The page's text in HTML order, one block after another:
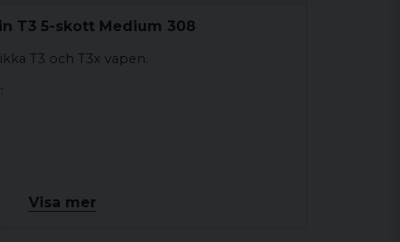
T3 5-skott Medium 308
T3 och T3x vapen.
Visa mer